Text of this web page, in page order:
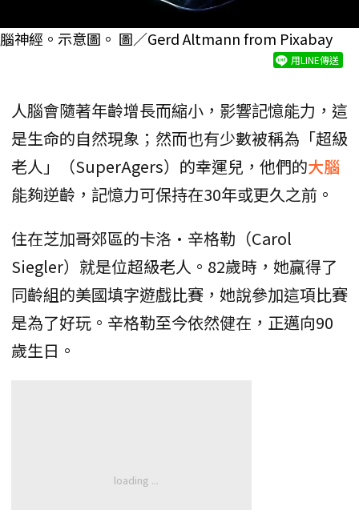
腦神經。示意圖。 圖／Gerd Altmann from Pixabay
用LINE傳送
人腦會隨著年齡增長而縮小，影響記憶能力，這
是生命的自然現象；然而也有少數被稱為「超級
老人」（SuperAgers）的幸運兒，他們的大腦
能夠逆齡，記憶力可保持在30年或更久之前。
住在芝加哥郊區的卡洛·辛格勒（Carol
Siegler）就是位超級老人。82歲時，她贏得了
同齡組的美國填字遊戲比賽，她說參加這項比賽
是為了好玩。辛格勒至今依然健在，正邁向90
歲生日。